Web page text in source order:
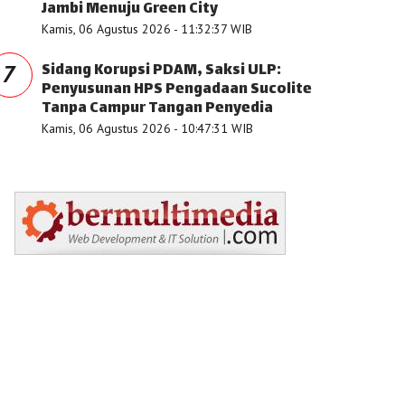
Jambi Menuju Green City
Kamis, 06 Agustus 2026 - 11:32:37 WIB
7 Sidang Korupsi PDAM, Saksi ULP:
Penyusunan HPS Pengadaan Sucolite
Tanpa Campur Tangan Penyedia
Kamis, 06 Agustus 2026 - 10:47:31 WIB